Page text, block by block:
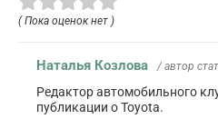
( Пока оценок нет )
Наталья Козлова / автор
Редактор автомобильного
публикации о Toyota.